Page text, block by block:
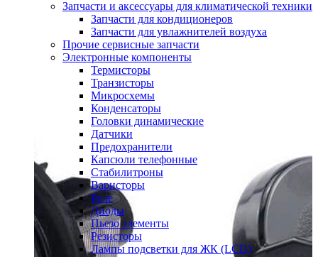
Запчасти и аксессуары для климатической техники
Запчасти для кондиционеров
Запчасти для увлажнителей воздуха
Прочие сервисные запчасти
Электронные компоненты
Термисторы
Транзисторы
Микросхемы
Конденсаторы
Головки динамические
Датчики
Предохранители
Капсюли телефонные
Стабилитроны
Варисторы
Реле
Диоды
Пьезо элементы
Резисторы
Лампы подсветки для ЖК (LCD)